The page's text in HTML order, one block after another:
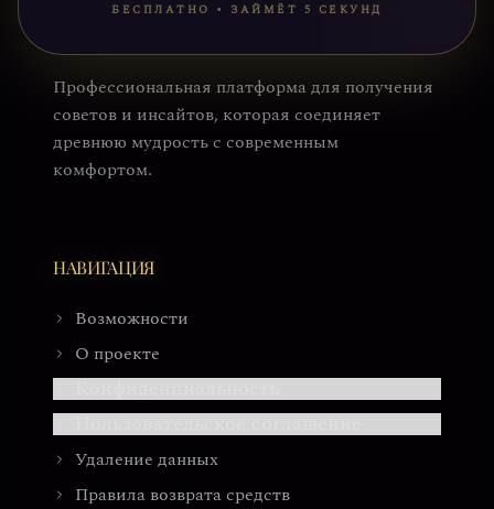
БЕСПЛАТНО • ЗАЙМЁТ 5 СЕКУНД
Профессиональная платформа для получения
советов и инсайтов, которая соединяет
древнюю мудрость с современным
комфортом.
НАВИГАЦИЯ
Возможности
О проекте
Удаление данных
Правила возврата средств